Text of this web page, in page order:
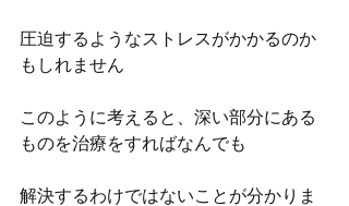
圧迫するようなストレスがかかるのか
もしれません
このように考えると、深い部分にある
ものを治療をすればなんでも
解決するわけではないことが分かりま